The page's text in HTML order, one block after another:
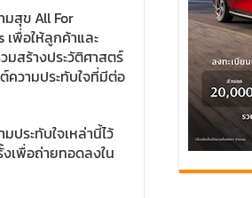
มสุข All For
พื่อให้ลูกค้าและ
สร้างประวัติศาสตร์
ความประทับใจที่มีต่อ
ประทับใจเหล่านี้ไว้
เพื่อถ่ายทอดลงใน